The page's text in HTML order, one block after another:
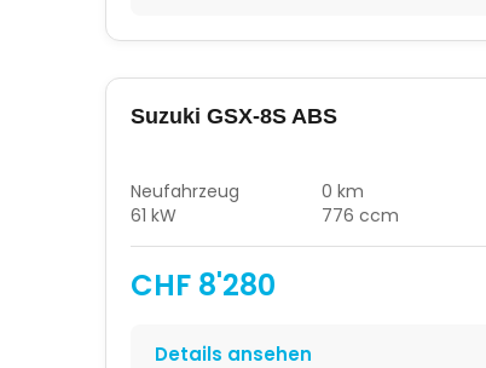
Suzuki GSX-8S ABS
Neufahrzeug
0 km
61 kW
776 ccm
CHF 8'280
Details ansehen